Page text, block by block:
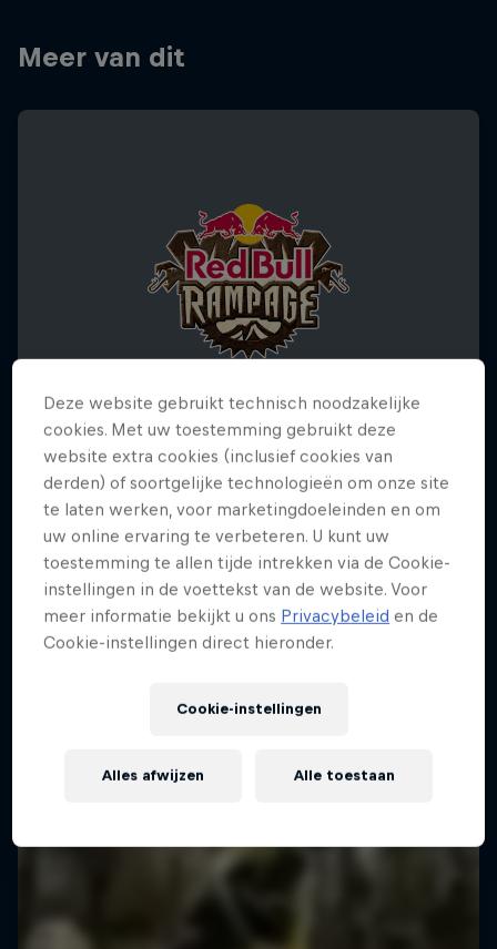
Meer van dit
Red Bull Rampage 2025
17 – 19 oktober 2025
Virgin, Utah, United States
MTB
Deze website gebruikt technisch noodzakelijke
cookies. Met uw toestemming gebruikt deze
website extra cookies (inclusief cookies van
derden) of soortgelijke technologieën om onze site
te laten werken, voor marketingdoeleinden en om
uw online ervaring te verbeteren. U kunt uw
toestemming te allen tijde intrekken via de Cookie-
instellingen in de voettekst van de website. Voor
meer informatie bekijkt u ons Privacybeleid en de
Cookie-instellingen direct hieronder.
Cookie-instellingen
Alles afwijzen Alle toestaan